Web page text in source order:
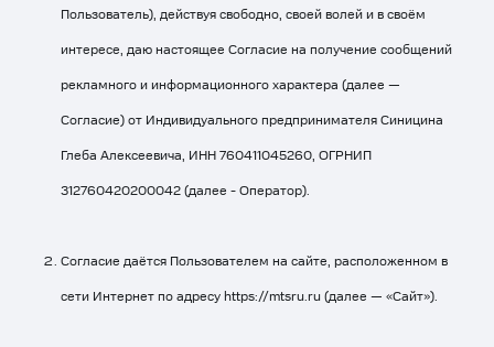
Пользователь), действуя свободно, своей волей и в своём
интересе, даю настоящее Согласие на получение сообщений
рекламного и информационного характера (далее —
Согласие) от Индивидуального предпринимателя Синицина
Глеба Алексеевича, ИНН 760411045260, ОГРНИП
312760420200042 (далее - Оператор).
Согласие даётся Пользователем на сайте, расположенном в
сети Интернет по адресу https://mtsru.ru (далее — «Сайт»).